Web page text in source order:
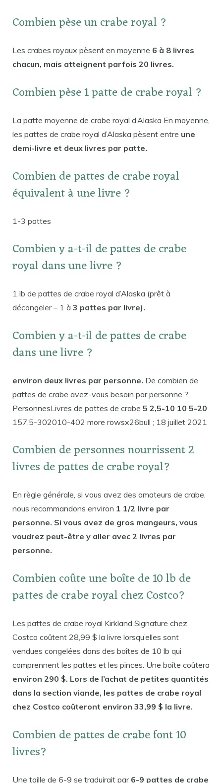
Combien pèse un crabe royal ?
Les crabes royaux pèsent en moyenne 6 à 8 livres
chacun, mais atteignent parfois 20 livres.
Combien pèse 1 patte de crabe royal ?
La patte moyenne de crabe royal d’Alaska En moyenne,
les pattes de crabe royal d’Alaska pèsent entre une
demi-livre et deux livres par patte.
Combien de pattes de crabe royal
équivalent à une livre ?
1-3 pattes
Combien y a-t-il de pattes de crabe
royal dans une livre ?
1 lb de pattes de crabe royal d’Alaska (prêt à
décongeler – 1 à 3 pattes par livre).
Combien y a-t-il de pattes de crabe
dans une livre ?
environ deux livres par personne. De combien de
pattes de crabe avez-vous besoin par personne ?
PersonnesLivres de pattes de crabe 5 2,5-10 10 5-20
157,5-302010-402 more rowsx26bull ; 18 juillet 2021
Combien de personnes nourrissent 2
livres de pattes de crabe royal?
En règle générale, si vous avez des amateurs de crabe,
nous recommandons environ 1 1/2 livre par
personne. Si vous avez de gros mangeurs, vous
voudrez peut-être y aller avec 2 livres par
personne.
Combien coûte une boîte de 10 lb de
pattes de crabe royal chez Costco?
Les pattes de crabe royal Kirkland Signature chez
Costco coûtent 28,99 $ la livre lorsqu’elles sont
vendues congelées dans des boîtes de 10 lb qui
comprennent les pattes et les pinces. Une boîte coûtera
environ 290 $. Lors de l’achat de petites quantités
dans la section viande, les pattes de crabe royal
chez Costco coûteront environ 33,99 $ la livre.
Combien de pattes de crabe font 10
livres?
Une taille de 6-9 se traduirait par 6-9 pattes de crabe